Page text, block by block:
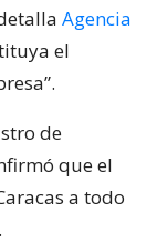
Agencia
el
de
que el
a todo